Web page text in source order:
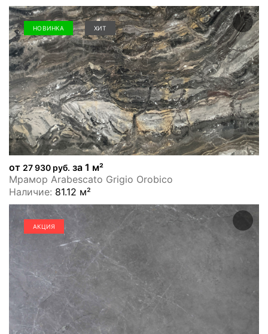
НОВИНКА ХИТ
от 27 930 руб. за 1 м²
Мрамор Arabescato Grigio Orobico
Наличие: 81.12 м²
АКЦИЯ